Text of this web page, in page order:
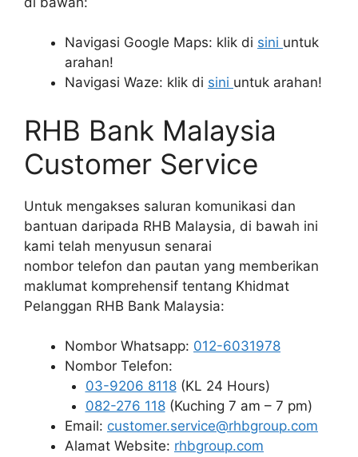
Navigasi Google Maps: klik di sini untuk
arahan!
Navigasi Waze: klik di sini untuk arahan!
RHB Bank Malaysia
Customer Service
Untuk mengakses saluran komunikasi dan
bantuan daripada RHB Malaysia, di bawah ini
kami telah menyusun senarai
nombor telefon dan pautan yang memberikan
maklumat komprehensif tentang Khidmat
Pelanggan RHB Bank Malaysia:
Nombor Whatsapp: 012-6031978
Nombor Telefon:
03-9206 8118(KL 24 Hours)
082-276 118(Kuching 7 am – 7 pm)
Email: customer.service@rhbgroup.com
Alamat Website: rhbgroup.com